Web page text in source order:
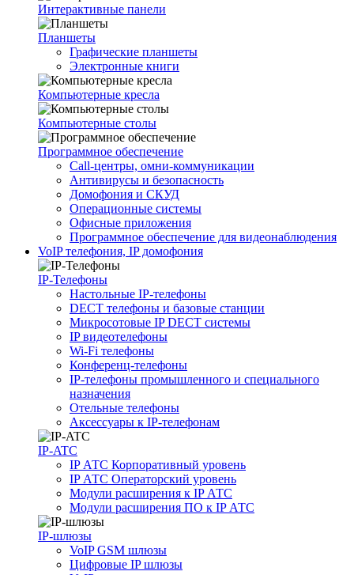
Интерактивные панели
Планшеты
Графические планшеты
Электронные книги
Компьютерные кресла
Компьютерные столы
Программное обеспечение
Call-центры, омни-коммуникации
Антивирусы и безопасность
Домофония и СКУД
Операционные системы
Офисные приложения
Программное обеспечение для видеонаблюдения
VoIP телефония, IP домофония
IP-Телефоны
Настольные IP-телефоны
DECT телефоны и базовые станции
Микросотовые IP DECT системы
IP видеотелефоны
Wi-Fi телефоны
Конференц-телефоны
IP-телефоны промышленного и специального
назначения
Отельные телефоны
Аксессуары к IP-телефонам
IP-ATC
IP АТС Корпоративный уровень
IP АТС Операторский уровень
Модули расширения к IP АТС
Модули расширения ПО к IP АТС
IP-шлюзы
VoIP GSM шлюзы
Цифровые IP шлюзы